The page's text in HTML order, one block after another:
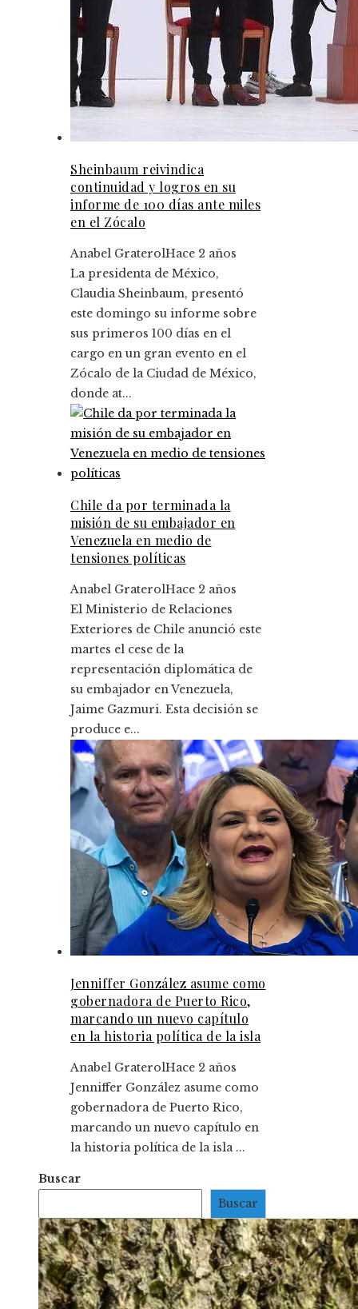
Sheinbaum reivindica
continuidad y logros en su
informe de 100 días ante miles
en el Zócalo
Anabel GraterolHace 2 años
La presidenta de México,
Claudia Sheinbaum, presentó
este domingo su informe sobre
sus primeros 100 días en el
cargo en un gran evento en el
Zócalo de la Ciudad de México,
donde at...
Chile da por terminada la
misión de su embajador en
Venezuela en medio de
tensiones políticas
Anabel GraterolHace 2 años
El Ministerio de Relaciones
Exteriores de Chile anunció este
martes el cese de la
representación diplomática de
su embajador en Venezuela,
Jaime Gazmuri. Esta decisión se
produce e...
Jenniffer González asume como
gobernadora de Puerto Rico,
marcando un nuevo capítulo
en la historia política de la isla
Anabel GraterolHace 2 años
Jenniffer González asume como
gobernadora de Puerto Rico,
marcando un nuevo capítulo en
la historia política de la isla ...
Buscar
Buscar